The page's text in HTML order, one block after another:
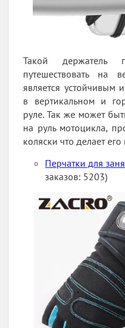
Такой держатель
путешествовать на
является устойчивым
в вертикальном и
руле. Так же может
на руль мотоцикла,
коляски что делает
Перчатки для
заказов: 5203)